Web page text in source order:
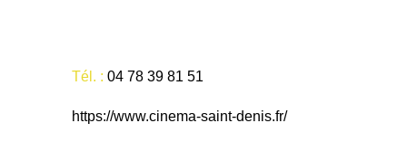
Tél. : 04 78 39 81 51
https://www.cinema-saint-denis.fr/